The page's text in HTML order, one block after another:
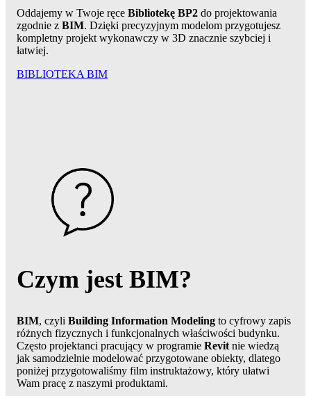
Oddajemy w Twoje ręce Bibliotekę BP2 do projektowania
zgodnie z BIM. Dzięki precyzyjnym modelom przygotujesz
kompletny projekt wykonawczy w 3D znacznie szybciej i
łatwiej.
BIBLIOTEKA BIM
Czym jest BIM?
BIM, czyli Building Information Modeling to cyfrowy zapis
różnych fizycznych i funkcjonalnych właściwości budynku.
Często projektanci pracujący w programie Revit nie wiedzą
jak samodzielnie modelować przygotowane obiekty, dlatego
poniżej przygotowaliśmy film instruktażowy, który ułatwi
Wam pracę z naszymi produktami.